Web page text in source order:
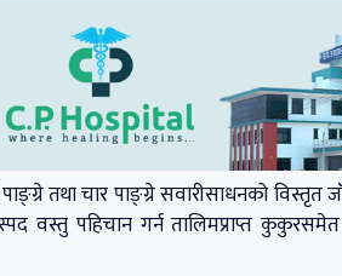
तथा चार पाङ्ग्रे सवारीसाधनको
पहिचान गर्न तालिमप्राप्त कुकुरसमेत